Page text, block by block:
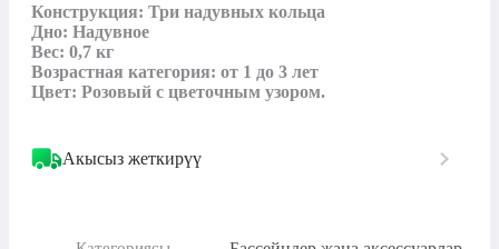
Конструкция: Три надувных кольца
Дно: Надувное
Вес: 0,7 кг
Возрастная категория: от 1 до 3 лет
Цвет: Розовый с цветочным узором.
Акысыз жеткирүү